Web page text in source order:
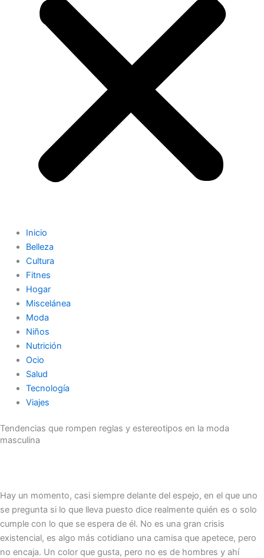
Inicio
Belleza
Cultura
Fitnes
Hogar
Miscelánea
Moda
Niños
Nutrición
Ocio
Salud
Tecnología
Viajes
Tendencias que rompen reglas y estereotipos en la moda
masculina
Hay un momento, casi siempre delante del espejo, en el que uno
se pregunta si lo que lleva puesto dice realmente quién es o solo
cumple con lo que se espera de él. No es una gran crisis
existencial, es algo más cotidiano una camisa que apetece, pero
no encaja. Un color que gusta, pero no es de hombres y ahí